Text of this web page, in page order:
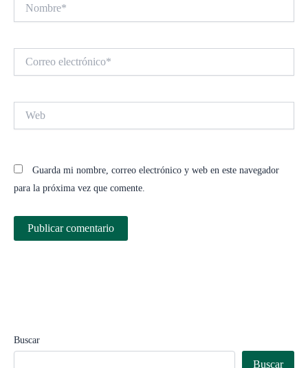
electrónico*
Guarda mi nombre, correo electrónico y web en este navegador
para la próxima vez que comente.
Buscar
Buscar